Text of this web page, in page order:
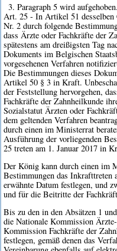
3. Paragraph 5 wird aufgehoben.
Art. 25 - In Artikel 51 desselben
Nr. 2 durch folgende
dass Ärzte oder Fachkräfte der
spätestens am dreißigsten Tag
Dokuments im Belgischen
vorgesehenen Verfahren
Die Bestimmungen dieses
Artikel 50 § 3 in Kraft.
der Feststellung hervorgehen,
Fachkräfte der Zahnheilkunde
Sozialstatut Ärzten oder
dem geltenden Verfahren
durch einen im Ministerrat
Ausführung der vorliegenden
25 treten am 1. Januar 2017 in
Der König kann durch einen im
Bestimmungen das Inkrafttreten
erwähnte Datum festlegen, und
und für die Beitritte der
Bis zu den in den Absätzen 1
die Nationale Kommission
Kommission Fachkräfte der
festlegen, gemäß denen das